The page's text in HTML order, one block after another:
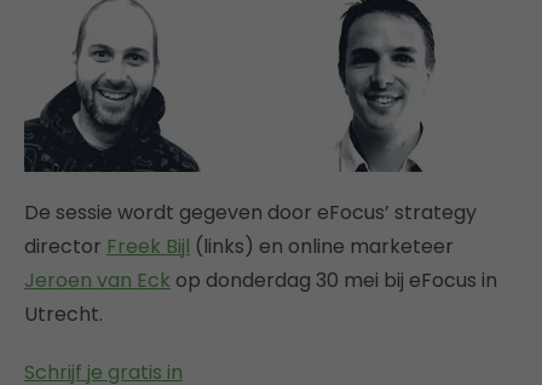
De sessie wordt gegeven door eFocus’ strategy
director Freek Bijl (links) en online marketeer
Jeroen van Eck op donderdag 30 mei bij eFocus in
Utrecht.
Schrijf je gratis in